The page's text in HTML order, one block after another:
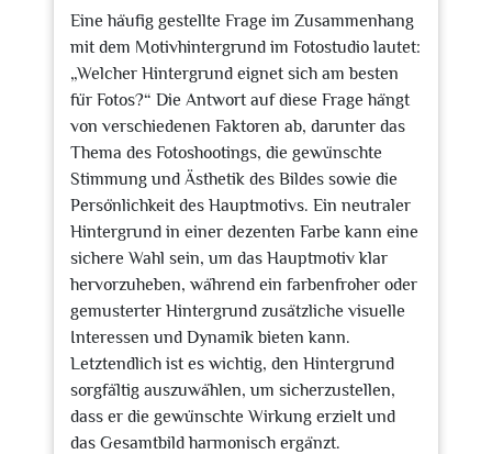
Eine häufig gestellte Frage im Zusammenhang
mit dem Motivhintergrund im Fotostudio lautet:
„Welcher Hintergrund eignet sich am besten
für Fotos?“ Die Antwort auf diese Frage hängt
von verschiedenen Faktoren ab, darunter das
Thema des Fotoshootings, die gewünschte
Stimmung und Ästhetik des Bildes sowie die
Persönlichkeit des Hauptmotivs. Ein neutraler
Hintergrund in einer dezenten Farbe kann eine
sichere Wahl sein, um das Hauptmotiv klar
hervorzuheben, während ein farbenfroher oder
gemusterter Hintergrund zusätzliche visuelle
Interessen und Dynamik bieten kann.
Letztendlich ist es wichtig, den Hintergrund
sorgfältig auszuwählen, um sicherzustellen,
dass er die gewünschte Wirkung erzielt und
das Gesamtbild harmonisch ergänzt.